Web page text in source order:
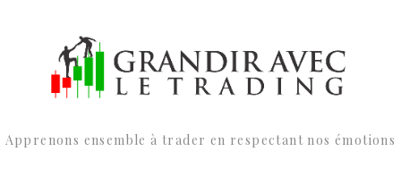
Apprenons ensemble à trader en respectant nos émotions